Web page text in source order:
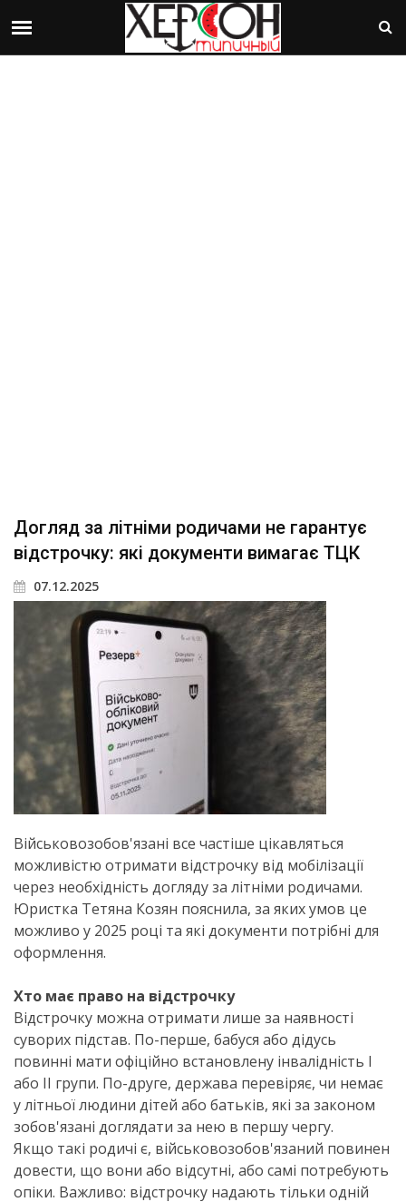
Догляд за літніми родичами не гарантує
відстрочку: які документи вимагає ТЦК
07.12.2025
Військовозобов'язані все частіше цікавляться
можливістю отримати відстрочку від мобілізації
через необхідність догляду за літніми родичами.
Юристка Тетяна Козян пояснила, за яких умов це
можливо у 2025 році та які документи потрібні для
оформлення.
Хто має право на відстрочку
Відстрочку можна отримати лише за наявності
суворих підстав. По-перше, бабуся або дідусь
повинні мати офіційно встановлену інвалідність I
або II групи. По-друге, держава перевіряє, чи немає
у літньої людини дітей або батьків, які за законом
зобов'язані доглядати за нею в першу чергу.
Якщо такі родичі є, військовозобов'язаний повинен
довести, що вони або відсутні, або самі потребують
опіки. Важливо: відстрочку надають тільки одній